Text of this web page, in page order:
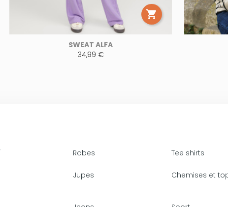

SWEAT ALFA
34,99 €
Robes Tee shirts
Jupes Chemises et